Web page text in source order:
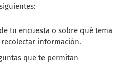
tu encuesta o sobre qué tema
información.
que te permitan